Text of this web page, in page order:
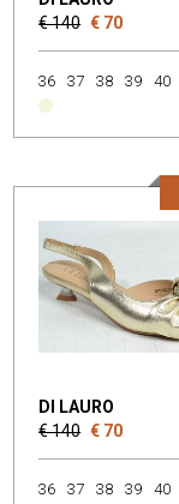
€ 140 € 70
36 37 38 39 40
DI LAURO
€ 140 € 70
36 37 38 39 40